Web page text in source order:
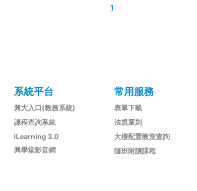
1
系統平台
興大入口(教務系統)
課程查詢系統
iLearning 3.0
興學堂影音網
常用服務
表單下載
法規章則
大樓配置教室查詢
隨班附讀課程